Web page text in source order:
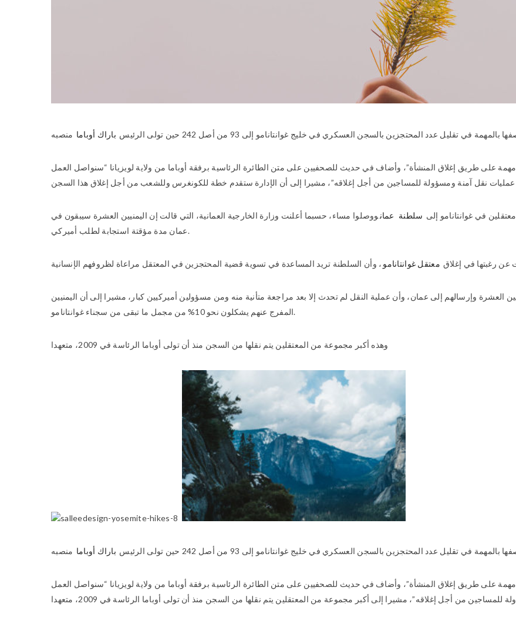
في تقليل عدد المحتجزين بالسجن العسكري في خليج غوانتانامو إلى 93 من أصل 242 حين تولى الرئيس باراك أوباما
على طريق إغلاق المنشأة”، وأضاف في حديث للصحفيين على متن الطائرة الرئاسية برفقة أوباما من ولاية لويزيانا “سنواصل العمل
في غوانتانامو إلى سلطنة عمانووصلوا مساء، حسبما أعلنت وزارة الخارجية العمانية، التي قالت إن اليمنيين العشرة سيبقون في
عمان مدة مؤقتة استجابة لطلب أميركي.
رغبتها في إغلاق معتقل غوانتانامو
العشرة وإرسالهم إلى عمان، وأن عملية النقل لم تحدث إلا بعد مراجعة متأنية منه ومن مسؤولين أميركيين كبار، مشيرا إلى أن اليمنيين
المفرج عنهم يشكلون نحو 10% من مجمل ما تبقى من سجناء غوانتانامو.
وهذه أكبر مجموعة من المعتقلين يتم نقلها من السجن منذ أن تولى أوباما الرئاسة في 2009، متعهدا
في تقليل عدد المحتجزين بالسجن العسكري في خليج غوانتانامو إلى 93 من أصل 242 حين تولى الرئيس باراك أوباما
على طريق إغلاق المنشأة”، وأضاف في حديث للصحفيين على متن الطائرة الرئاسية برفقة أوباما من ولاية لويزيانا “سنواصل العمل
من أجل إغلاقه”، مشيرا إلى أكبر مجموعة من المعتقلين يتم نقلها من السجن منذ أن تولى أوباما الرئاسة في 2009، متعهدا